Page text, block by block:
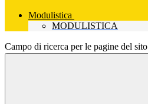
Modulistica
MODULISTICA
Campo di ricerca per le pagine del sito